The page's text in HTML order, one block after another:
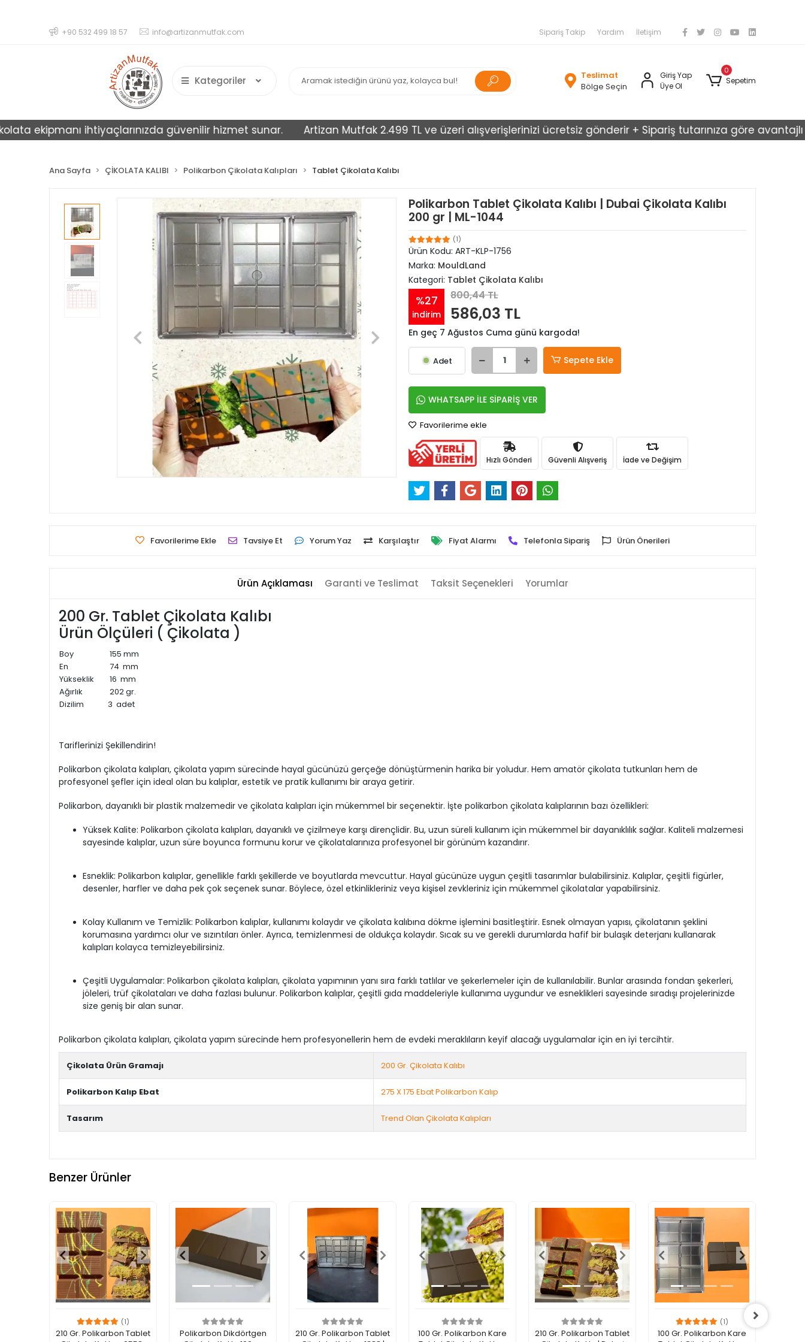
ihtiyaçlarınızda güvenilir hizmet sunar. Artizan Mutfak 2.499 TL ve üzeri alışverişlerinizi ücretsiz gönderir + Sipariş tutarınıza göre avantajlı
+90 532 499 18 57 info@artizanmutfak.com Sipariş Takip Yardım İletişim
Kategoriler
Teslimat
Bölge Seçin
Giriş Yap
Üye Ol
0
Sepetim
Ana Sayfa ÇİKOLATA KALIBI Polikarbon Çikolata Kalıpları Tablet Çikolata Kalıbı
Polikarbon Tablet Çikolata Kalıbı | Dubai Çikolata Kalıbı
200 gr | ML-1044
(1)
Ürün Kodu: ART-KLP-1756
Marka: MouldLand
Kategori: Tablet Çikolata Kalıbı
%27
indirim
800,44 TL
586,03 TL
En geç 7 Ağustos Cuma günü kargoda!
Adet Sepete Ekle
WHATSAPP İLE SİPARİŞ VER
Favorilerime ekle
Hızlı Gönderi Güvenli Alışveriş İade ve Değişim
Favorilerime Ekle Tavsiye Et Yorum Yaz Karşılaştır Fiyat Alarmı Telefonla Sipariş Ürün Önerileri
Ürün Açıklaması Garanti ve Teslimat Taksit Seçenekleri Yorumlar
200 Gr. Tablet Çikolata Kalıbı
Ürün Ölçüleri ( Çikolata )
Boy
155 mm
En
74 mm
Yükseklik
16 mm
Ağırlık
202 gr.
Dizilim
3 adet
Tariflerinizi Şekillendirin!
Polikarbon çikolata kalıpları, çikolata yapım sürecinde hayal gücünüzü gerçeğe dönüştürmenin harika bir yoludur. Hem amatör çikolata tutkunları hem de
profesyonel şefler için ideal olan bu kalıplar, estetik ve pratik kullanımı bir araya getirir.
Polikarbon, dayanıklı bir plastik malzemedir ve çikolata kalıpları için mükemmel bir seçenektir. İşte polikarbon çikolata kalıplarının bazı özellikleri:
Yüksek Kalite: Polikarbon çikolata kalıpları, dayanıklı ve çizilmeye karşı dirençlidir. Bu, uzun süreli kullanım için mükemmel bir dayanıklılık sağlar. Kaliteli malzemesi
sayesinde kalıplar, uzun süre boyunca formunu korur ve çikolatalarınıza profesyonel bir görünüm kazandırır.
Esneklik: Polikarbon kalıplar, genellikle farklı şekillerde ve boyutlarda mevcuttur. Hayal gücünüze uygun çeşitli tasarımlar bulabilirsiniz. Kalıplar, çeşitli figürler,
desenler, harfler ve daha pek çok seçenek sunar. Böylece, özel etkinlikleriniz veya kişisel zevkleriniz için mükemmel çikolatalar yapabilirsiniz.
Kolay Kullanım ve Temizlik: Polikarbon kalıplar, kullanımı kolaydır ve çikolata kalıbına dökme işlemini basitleştirir. Esnek olmayan yapısı, çikolatanın şeklini
korumasına yardımcı olur ve sızıntıları önler. Ayrıca, temizlenmesi de oldukça kolaydır. Sıcak su ve gerekli durumlarda hafif bir bulaşık deterjanı kullanarak
kalıpları kolayca temizleyebilirsiniz.
Çeşitli Uygulamalar: Polikarbon çikolata kalıpları, çikolata yapımının yanı sıra farklı tatlılar ve şekerlemeler için de kullanılabilir. Bunlar arasında fondan şekerleri,
jöleleri, trüf çikolataları ve daha fazlası bulunur. Polikarbon kalıplar, çeşitli gıda maddeleriyle kullanıma uygundur ve esneklikleri sayesinde sıradışı projelerinizde
size geniş bir alan sunar.
Polikarbon çikolata kalıpları, çikolata yapım sürecinde hem profesyonellerin hem de evdeki meraklıların keyif alacağı uygulamalar için en iyi tercihtir.
Çikolata Ürün Gramajı 200 Gr. Çikolata Kalıbı
Polikarbon Kalıp Ebat 275 X 175 Ebat Polikarbon Kalıp
Tasarım Trend Olan Çikolata Kalıpları
Benzer Ürünler
(1)
210 Gr. Polikarbon Tablet
Polikarbon Dikdörtgen
210 Gr. Polikarbon Tablet
100 Gr. Polikarbon Kare
210 Gr. Polikarbon Tablet
(1)
100 Gr. Polikarbon Kare